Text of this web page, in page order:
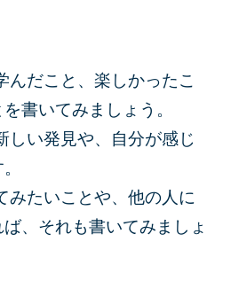
んだこと、楽しかったこ
書いてみましょう。
しい発見や、自分が感じ
みたいことや、他の人に
、それも書いてみましょ